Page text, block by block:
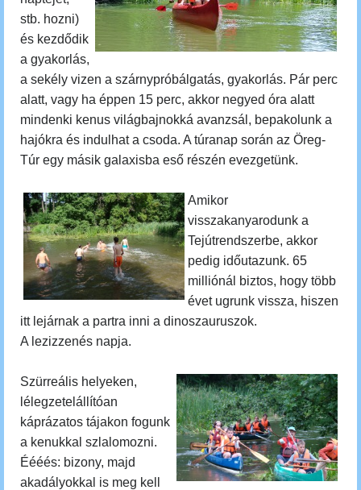
stb. hozni)
és kezdődik
a gyakorlás,
a sekély vizen a szárnypróbálgatás, gyakorlás. Pár perc
alatt, vagy ha éppen 15 perc, akkor negyed óra alatt
mindenki kenus világbajnokká avanzsál, bepakolunk a
hajókra és indulhat a csoda. A túranap során az Öreg-
Túr egy másik galaxisba eső részén evezgetünk.
Amikor
visszakanyarodunk a
Tejútrendszerbe, akkor
pedig időutazunk. 65
milliónál biztos, hogy több
évet ugrunk vissza, hiszen
itt lejárnak a partra inni a dinoszauruszok.
A lezizzenés napja.
Szürreális helyeken,
lélegzetelállítóan
káprázatos tájakon fogunk
a kenukkal szlalomozni.
Éééés: bizony, majd
akadályokkal is meg kell